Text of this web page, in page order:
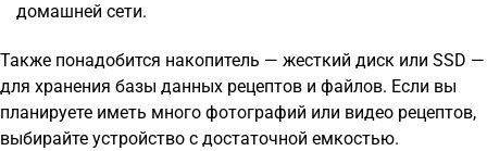
домашней сети.
Также понадобится накопитель — жесткий диск или SSD —
для хранения базы данных рецептов и файлов. Если вы
планируете иметь много фотографий или видео рецептов,
выбирайте устройство с достаточной емкостью.